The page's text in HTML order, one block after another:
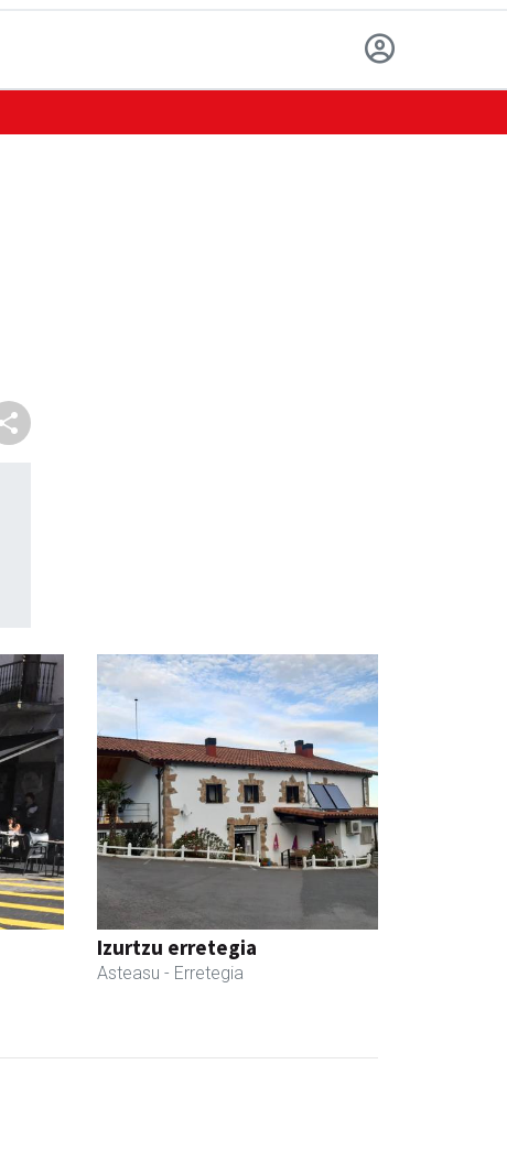
Izurtzu erretegia
Asteasu - Erretegia